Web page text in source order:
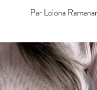
ParLolona